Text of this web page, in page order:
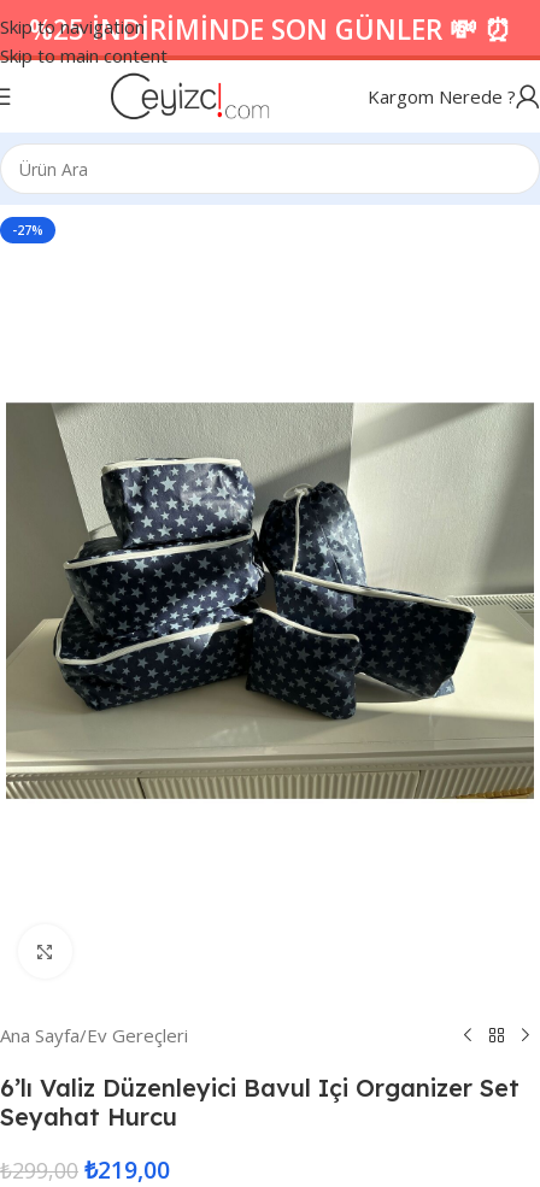
Skip to navigation
Skip to main content
%25 İNDİRİMİNDE SON GÜNLER 💸 ⏰
Kargom Nerede ?
-27%
Ana Sayfa/Ev Gereçleri
6’lı Valiz Düzenleyici Bavul Içi Organizer Set
Seyahat Hurcu
₺299,00 ₺219,00